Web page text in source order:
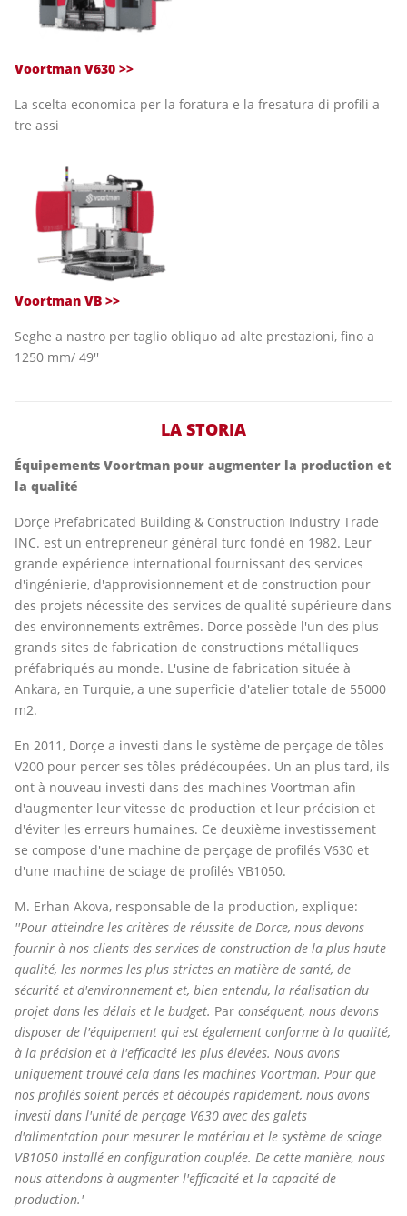
Voortman V630 >>
La scelta economica per la foratura e la fresatura di profili a
tre assi
Voortman VB >>
Seghe a nastro per taglio obliquo ad alte prestazioni, fino a
1250 mm/ 49''
LA STORIA
Équipements Voortman pour augmenter la production et
la qualité
Dorçe Prefabricated Building & Construction Industry Trade
INC. est un entrepreneur général turc fondé en 1982. Leur
grande expérience international fournissant des services
d'ingénierie, d'approvisionnement et de construction pour
des projets nécessite des services de qualité supérieure dans
des environnements extrêmes. Dorce possède l'un des plus
grands sites de fabrication de constructions métalliques
préfabriqués au monde. L'usine de fabrication située à
Ankara, en Turquie, a une superficie d'atelier totale de 55000
m2.
En 2011, Dorçe a investi dans le système de perçage de tôles
V200 pour percer ses tôles prédécoupées. Un an plus tard, ils
ont à nouveau investi dans des machines Voortman afin
d'augmenter leur vitesse de production et leur précision et
d'éviter les erreurs humaines. Ce deuxième investissement
se compose d'une machine de perçage de profilés V630 et
d'une machine de sciage de profilés VB1050.
M. Erhan Akova, responsable de la production, explique:
''Pour atteindre les critères de réussite de Dorce, nous devons
fournir à nos clients des services de construction de la plus haute
qualité, les normes les plus strictes en matière de santé, de
sécurité et d'environnement et, bien entendu, la réalisation du
projet dans les délais et le budget. Par conséquent, nous devons
disposer de l'équipement qui est également conforme à la qualité,
à la précision et à l'efficacité les plus élevées. Nous avons
uniquement trouvé cela dans les machines Voortman. Pour que
nos profilés soient percés et découpés rapidement, nous avons
investi dans l'unité de perçage V630 avec des galets
d'alimentation pour mesurer le matériau et le système de sciage
VB1050 installé en configuration couplée. De cette manière, nous
nous attendons à augmenter l'efficacité et la capacité de
production.'